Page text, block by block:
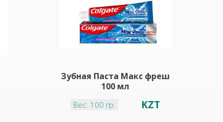
Зубная Паста Макс фреш
100 мл
Вес: 100 гр. KZT